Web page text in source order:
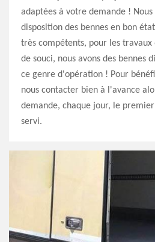
adaptées à votre demande !
disposition des bennes en bon
très compétents, pour les travaux
de souci, nous avons des bennes
ce genre d'opération ! Pour
nous contacter bien à l'avance
demande, chaque jour, le
servi.